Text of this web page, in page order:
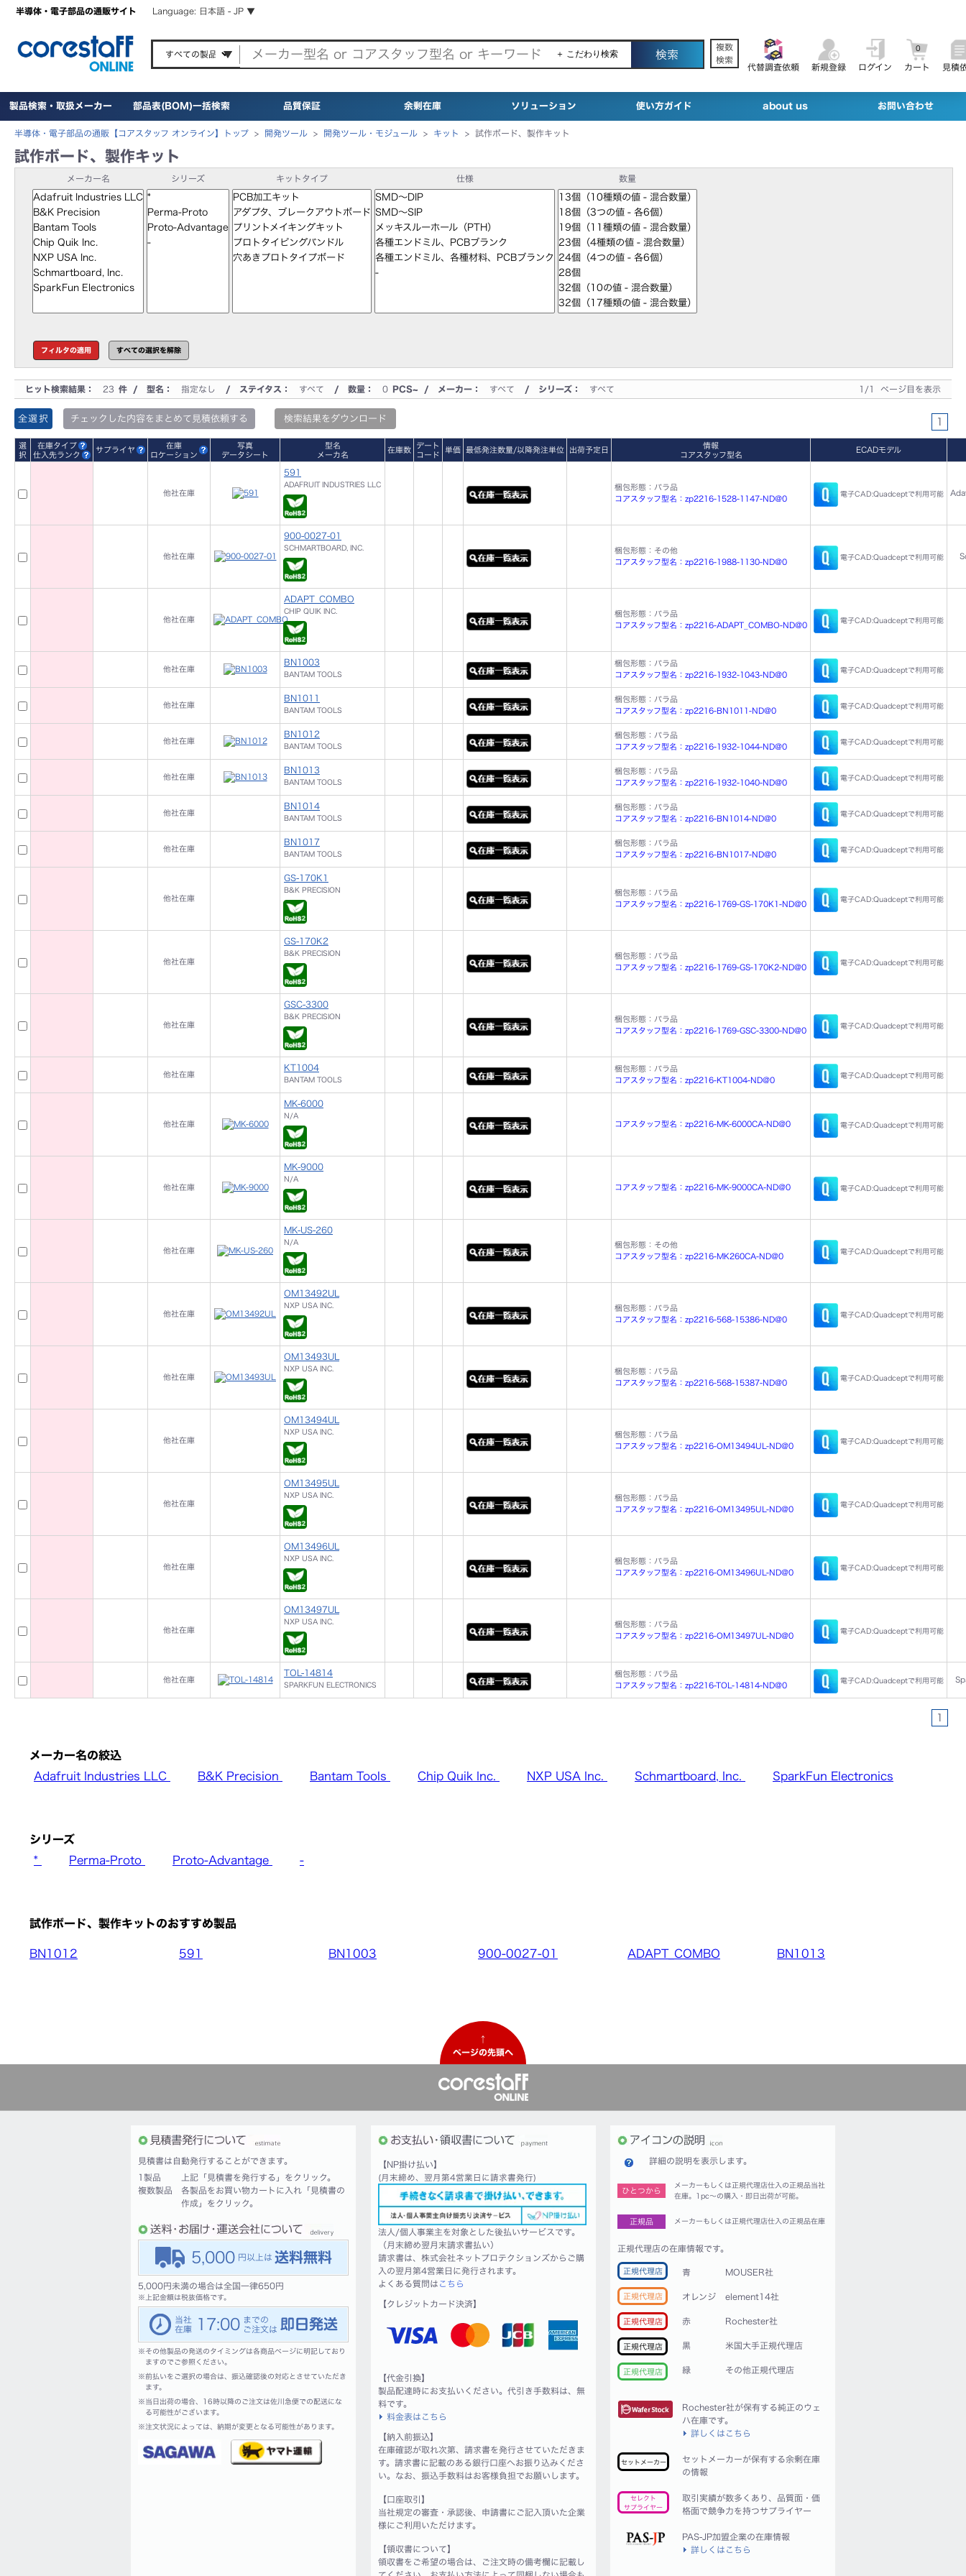
半導体・電子部品の通販サイト Language: 日本語 - JP ▼
＋ こだわり検索
複数
検索
代替調査依頼
新規登録 ログイン カート
0
見積
製品検索・取扱メーカー 部品表(BOM)一括検索 品質保証 余剰在庫 ソリューション 使い方ガイド about us お問い合わせ
半導体・電子部品の通販【コアスタッフ オンライン】トップ > 開発ツール > 開発ツール・モジュール > キット > 試作ボード、製作キット
試作ボード、製作キット
メーカー名 シリーズ キットタイプ 仕様 数量
ヒット検索結果： 23 件 / 型名： 指定なし / ステイタス： すべて / 数量： 0 PCS~ / メーカー： すべて / シリーズ： すべて 1/1 ページ目を表示
全選択 チェックした内容をまとめて見積依頼する 検索結果をダウンロード 1
選
択
在庫タイプ
仕入先ランク
サプライヤ
在庫
ロケーション
写真
データシート
型名
メーカ名
在庫数
デート
コード
単価 最低発注数量/以降発注単位 出荷予定日
情報
コアスタッフ型名
ECADモデル
他社在庫
591
ADAFRUIT INDUSTRIES LLC
梱包形態：バラ品
コアスタッフ型名：zp2216-1528-1147-ND@0
電子CAD:Quadceptで利用可能
他社在庫
900-0027-01
SCHMARTBOARD, INC.
梱包形態：その他
コアスタッフ型名：zp2216-1988-1130-ND@0
電子CAD:Quadceptで利用可能
他社在庫
ADAPT_COMBO
CHIP QUIK INC.
梱包形態：バラ品
コアスタッフ型名：zp2216-ADAPT_COMBO-ND@0
電子CAD:Quadceptで利用可能
他社在庫
BN1003
BANTAM TOOLS
梱包形態：バラ品
コアスタッフ型名：zp2216-1932-1043-ND@0
電子CAD:Quadceptで利用可能
他社在庫
BN1011
BANTAM TOOLS
梱包形態：バラ品
コアスタッフ型名：zp2216-BN1011-ND@0
電子CAD:Quadceptで利用可能
他社在庫
BN1012
BANTAM TOOLS
梱包形態：バラ品
コアスタッフ型名：zp2216-1932-1044-ND@0
電子CAD:Quadceptで利用可能
他社在庫
BN1013
BANTAM TOOLS
梱包形態：バラ品
コアスタッフ型名：zp2216-1932-1040-ND@0
電子CAD:Quadceptで利用可能
他社在庫
BN1014
BANTAM TOOLS
梱包形態：バラ品
コアスタッフ型名：zp2216-BN1014-ND@0
電子CAD:Quadceptで利用可能
他社在庫
BN1017
BANTAM TOOLS
梱包形態：バラ品
コアスタッフ型名：zp2216-BN1017-ND@0
電子CAD:Quadceptで利用可能
他社在庫
GS-170K1
B&K PRECISION
梱包形態：バラ品
コアスタッフ型名：zp2216-1769-GS-170K1-ND@0
電子CAD:Quadceptで利用可能
他社在庫
GS-170K2
B&K PRECISION
梱包形態：バラ品
コアスタッフ型名：zp2216-1769-GS-170K2-ND@0
電子CAD:Quadceptで利用可能
他社在庫
GSC-3300
B&K PRECISION
梱包形態：バラ品
コアスタッフ型名：zp2216-1769-GSC-3300-ND@0
電子CAD:Quadceptで利用可能
他社在庫
KT1004
BANTAM TOOLS
梱包形態：バラ品
コアスタッフ型名：zp2216-KT1004-ND@0
電子CAD:Quadceptで利用可能
他社在庫
MK-6000
N/A
コアスタッフ型名：zp2216-MK-6000CA-ND@0 電子CAD:Quadceptで利用可能
他社在庫
MK-9000
N/A
コアスタッフ型名：zp2216-MK-9000CA-ND@0 電子CAD:Quadceptで利用可能
他社在庫
MK-US-260
N/A
梱包形態：その他
コアスタッフ型名：zp2216-MK260CA-ND@0
電子CAD:Quadceptで利用可能
他社在庫
OM13492UL
NXP USA INC.
梱包形態：バラ品
コアスタッフ型名：zp2216-568-15386-ND@0
電子CAD:Quadceptで利用可能
他社在庫
OM13493UL
NXP USA INC.
梱包形態：バラ品
コアスタッフ型名：zp2216-568-15387-ND@0
電子CAD:Quadceptで利用可能
他社在庫
OM13494UL
NXP USA INC.
梱包形態：バラ品
コアスタッフ型名：zp2216-OM13494UL-ND@0
電子CAD:Quadceptで利用可能
他社在庫
OM13495UL
NXP USA INC.
梱包形態：バラ品
コアスタッフ型名：zp2216-OM13495UL-ND@0
電子CAD:Quadceptで利用可能
他社在庫
OM13496UL
NXP USA INC.
梱包形態：バラ品
コアスタッフ型名：zp2216-OM13496UL-ND@0
電子CAD:Quadceptで利用可能
他社在庫
OM13497UL
NXP USA INC.
梱包形態：バラ品
コアスタッフ型名：zp2216-OM13497UL-ND@0
電子CAD:Quadceptで利用可能
他社在庫
TOL-14814
SPARKFUN ELECTRONICS
梱包形態：バラ品
コアスタッフ型名：zp2216-TOL-14814-ND@0
電子CAD:Quadceptで利用可能
1
メーカー名の絞込
Adafruit Industries LLC
B&K Precision Bantam Tools Chip Quik Inc. NXP USA Inc. Schmartboard, Inc. SparkFun Electronics
シリーズ
*
Perma-Proto Proto-Advantage -
試作ボード、製作キットのおすすめ製品
BN1012 591 BN1003 900-0027-01 ADAPT_COMBO BN1013
↑
ページの先頭へ
見積書は自動発行することができます。
1製品
上記「見積書を発行する」をクリック。
複数製品
各製品をお買い物カートに入れ「見積書の
作成」をクリック。
5,000
5,000円未満の場合は全国一律650円
※ 上記金額は税抜価格です。
17:00
※その他製品の発送のタイミングは各商品ページに明記しており
ますのでご参照ください。
※前払いをご選択の場合は、振込確認後の対応とさせていただき
ます。
※ 当日出荷の場合、16時以降のご注文は佐川急便での配送にな
る可能性がございます。
※注文状況によっては、納期が変更となる可能性があります。
【NP掛け払い】
(月末締め、翌月第4営業日に請求書発行)
法人/個人事業主を対象とした後払いサービスです。
（月末締め翌月末請求書払い）
請求書は、株式会社ネットプロテクションズからご購
入の翌月第4営業日に発行されます。
よくある質問は こちら
【クレジットカード決済】
【代金引換】
製品配達時にお支払いください。代引き手数料は、無
料です。
料金表はこちら
【納入前振込】
在庫確認が取れ次第、請求書を発行させていただきま
す。請求書に記載のある銀行口座へお振り込みくださ
い。なお、振込手数料はお客様負担でお願いします。
【口座取引】
当社規定の審査・承認後、申請書にご記入頂いた企業
様にご利用いただけます。
【領収書について】
領収書をご希望の場合は、ご注文時の備考欄に記載し
てください。お支払い方法によって同梱しない場合も
詳細の説明を表示します。
ひとつから
メーカーもしくは正規代理店仕入の正規品当社
在庫。1pc〜の購入・即日出荷が可能。
正規品 メーカーもしくは正規代理店仕入の正規品在庫
正規代理店の在庫情報です。
正規代理店
正規代理店
正規代理店
正規代理店
正規代理店
青 MOUSER社
オレンジ element14社
赤 Rochester社
黒 米国大手正規代理店
緑 その他正規代理店
Rochester社が保有する純正のウェ
ハ在庫です。
詳しくはこちら
セットメーカー
セットメーカーが保有する余剰在庫
の情報
セレクト
サプライヤー
取引実績が数多くあり、品質面・価
格面で競争力を持つサプライヤー
PAS-JP加盟企業の在庫情報
詳しくはこちら